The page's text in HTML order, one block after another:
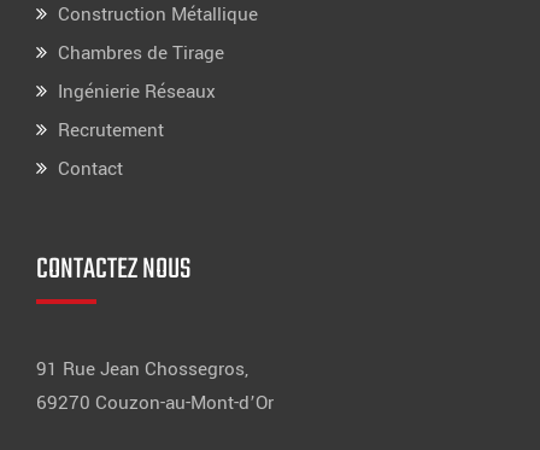
Construction Métallique
Chambres de Tirage
Ingénierie Réseaux
Recrutement
Contact
CONTACTEZ NOUS
91 Rue Jean Chossegros,
69270 Couzon-au-Mont-d’Or